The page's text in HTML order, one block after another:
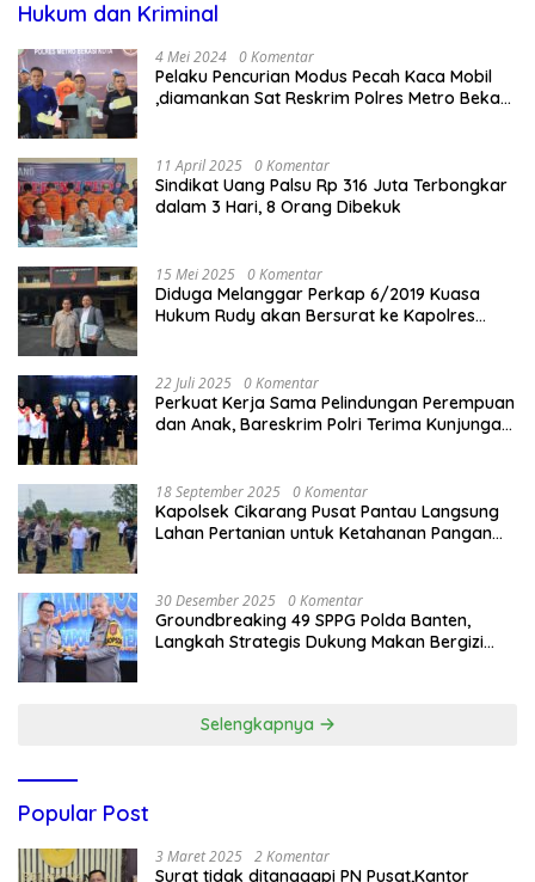
Hukum dan Kriminal
4 Mei 2024 0 Komentar
Pelaku Pencurian Modus Pecah Kaca Mobil
,diamankan Sat Reskrim Polres Metro Bekasi
11 April 2025 0 Komentar
Sindikat Uang Palsu Rp 316 Juta Terbongkar
dalam 3 Hari, 8 Orang Dibekuk
15 Mei 2025 0 Komentar
Diduga Melanggar Perkap 6/2019 Kuasa
Hukum Rudy akan Bersurat ke Kapolres
22 Juli 2025 0 Komentar
Perkuat Kerja Sama Pelindungan Perempuan
dan Anak, Bareskrim Polri Terima Kunjungan
18 September 2025 0 Komentar
Kapolsek Cikarang Pusat Pantau Langsung
Lahan Pertanian untuk Ketahanan Pangan
30 Desember 2025 0 Komentar
Groundbreaking 49 SPPG Polda Banten,
Langkah Strategis Dukung Makan Bergizi
Selengkapnya
Popular Post
3 Maret 2025 2 Komentar
Surat tidak ditanggapi PN Pusat,Kantor